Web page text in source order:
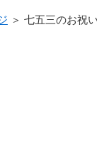
＞ 七五三のお祝い